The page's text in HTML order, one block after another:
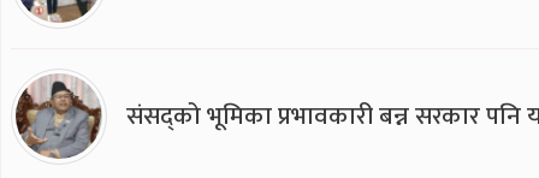
संसद्को भूमिका प्रभावकारी बन्न सरकार पनि